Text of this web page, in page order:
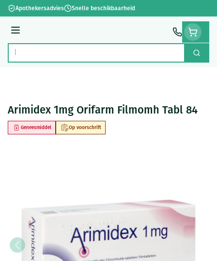
Ga naar de inhoud
Apothekersadvies Snelle beschikbaarheid
Menu
Product, merk, categorie... Zoek
Arimidex 1mg Orifarm Filmomh Tabl 84
Op voorschrift
Geneesmiddel